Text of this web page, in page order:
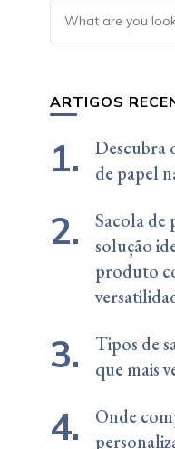
Looking
for
ARTIGOS
Descubra
de papel
Sacola de
solução
produto
Tipos de
que mais
Onde